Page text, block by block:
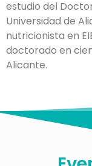
estudio del
Universidad de
nutricionista en
doctorado en
Alicante.